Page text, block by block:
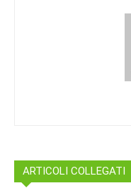
ARTICOLI COLLEGATI